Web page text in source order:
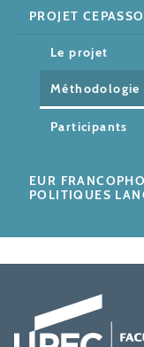
PROJET
Le projet
Méthodologie
Participants
EUR
POLITIQUES